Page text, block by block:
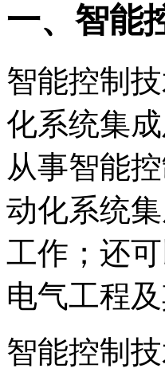
一、智能
智能控制
化系统集
从事智能
动化系统
工作；还
电气工程
智能控制